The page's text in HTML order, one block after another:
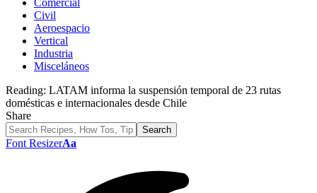
Comercial
Civil
Aeroespacio
Vertical
Industria
Misceláneos
Reading: LATAM informa la suspensión temporal de 23 rutas
domésticas e internacionales desde Chile
Share
Font ResizerAa